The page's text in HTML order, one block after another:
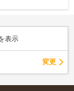
表示
変更